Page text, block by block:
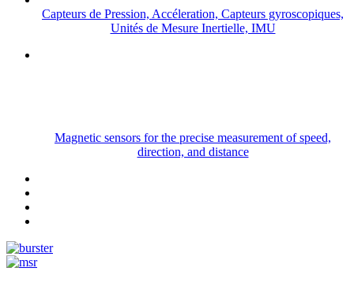
Capteurs de Pression, Accéleration, Capteurs gyroscopiques,
Unités de Mesure Inertielle, IMU
Magnetic sensors for the precise measurement of speed,
direction, and distance